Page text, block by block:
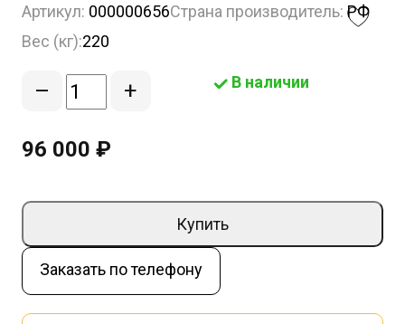
Артикул: 000000656Страна производитель: РФ
Вес (кг):220
– + В наличии
96 000 ₽
Купить
Заказать по телефону